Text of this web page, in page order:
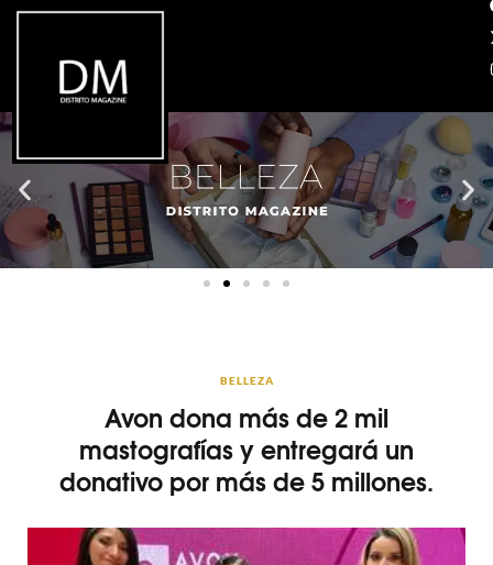
BELLEZA
Avon dona más de 2 mil
mastografías y entregará un
donativo por más de 5 millones.